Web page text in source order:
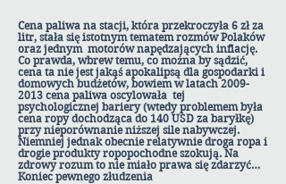
Cena paliwa na stacji, która przekroczyła 6 zł za
litr, stała się istotnym tematem rozmów Polaków
oraz jednym motorów napędzających inflację.
Co prawda, wbrew temu, co można by sądzić,
cena ta nie jest jakąś apokalipsą dla gospodarki i
domowych budżetów, bowiem w latach 2009-
2013 cena paliwa oscylowała tej
psychologicznej bariery (wtedy problemem była
cena ropy dochodząca do 140 USD za baryłkę)
przy nieporównanie niższej sile nabywczej.
Niemniej jednak obecnie relatywnie droga ropa i
drogie produkty ropopochodne szokują. Na
zdrowy rozum to nie miało prawa się zdarzyć…
Koniec pewnego złudzenia